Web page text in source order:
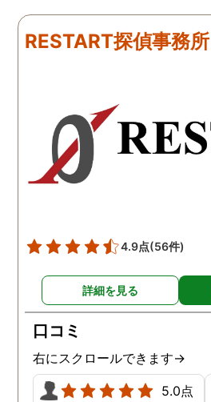
ました。うれしくてお互い
に涙の再会でした。 対応し
玉総合情報事務所さんに依
頼させていただき本当に良
かったです。
RESTART探偵事務所
4.9点(56件)
詳細を見る
口コミ
右にスクロールできます→
5.0点